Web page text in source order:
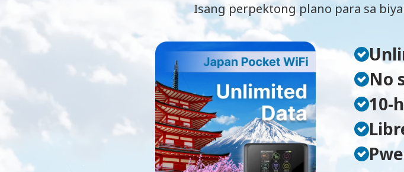
Isang perpektong plano para sa
No
10-